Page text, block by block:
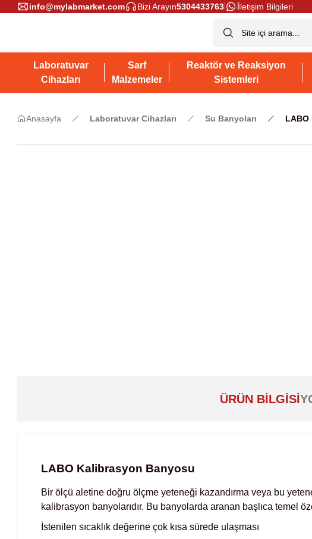
info@mylabmarket.com Bizi Arayın5304433763 İletişim Bilgileri
Laboratuvar
Cihazları
Sarf
Malzemeler
Reaktör ve Reaksiyon
Sistemleri
Anasayfa Laboratuvar Cihazları Su Banyoları
ÜRÜN BILGISI
LABO Kalibrasyon Banyosu
Bir ölçü aletine doğru ölçme yeteneği kazandırma veya bu
kalibrasyon banyolarıdır. Bu banyolarda aranan başlıca temel
İstenilen sıcaklık değerine çok kısa sürede ulaşması